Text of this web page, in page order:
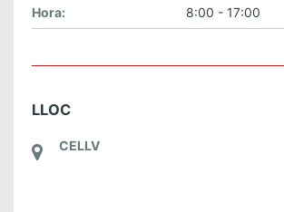
Hora: 8:00 - 17:00
LLOC
CELLV